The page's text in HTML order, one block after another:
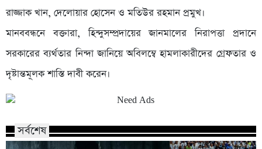
রাজ্জাক খান, দেলোয়ার হোসেন ও মতিউর রহমান প্রমুখ।
মানববন্ধনে বক্তারা, হিন্দুসম্প্রদায়ের জানমালের নিরাপত্তা প্রদানে
সরকারের ব্যর্থতার নিন্দা জানিয়ে অবিলম্বে হামলাকারীদের গ্রেফতার ও
দৃষ্টান্তমূলক শাস্তি দাবী করেন।
সর্বশেষ